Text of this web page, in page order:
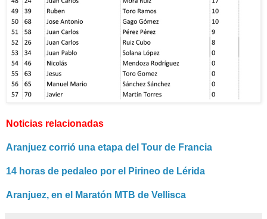
Noticias relacionadas
Aranjuez corrió una etapa del Tour de Francia
14 horas de pedaleo por el Pirineo de Lérida
Aranjuez, en el Maratón MTB de Vellisca